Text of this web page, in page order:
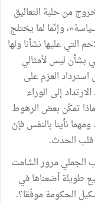
من حلبة التعاليق
وإنّما لما يختلج
عليها نشأنا ولها
بشأن ليس لأمثالي
العزم على
إلى الوراء
تمكّن بعض الرهوط
نأينا بالنفس فإنّ
قلب الحدث.
الجملي مرور الشامت
طويلة أضعناها في
الحكومة موفّقا؟.